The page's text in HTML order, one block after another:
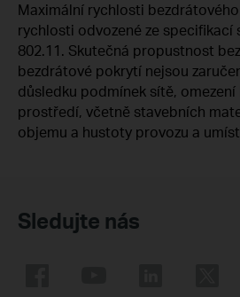
Maximální rychlosti
rychlosti odvozené ze specifikací
802.11. Skutečná propustnost
bezdrátové pokrytí nejsou
důsledku podmínek sítě,
prostředí, včetně stavebních
objemu a hustoty provozu a
Sledujte nás